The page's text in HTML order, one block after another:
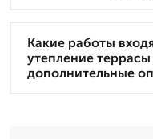
Какие работы
утепление
дополнительные